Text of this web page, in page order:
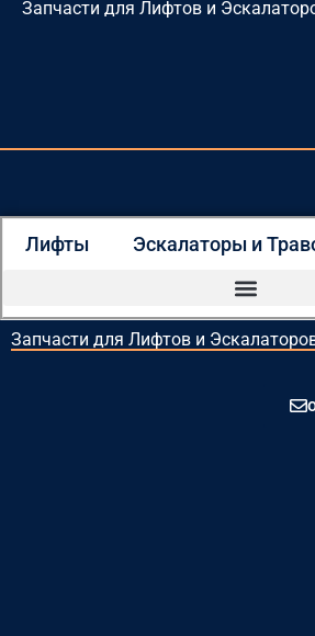
Перейти
Запчасти для Лифтов и
Лифты Эскалаторы и
Запчасти для Лифтов и